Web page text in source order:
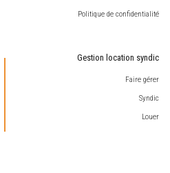
Politique de confidentialité
Gestion location syndic
Faire gérer
Syndic
Louer